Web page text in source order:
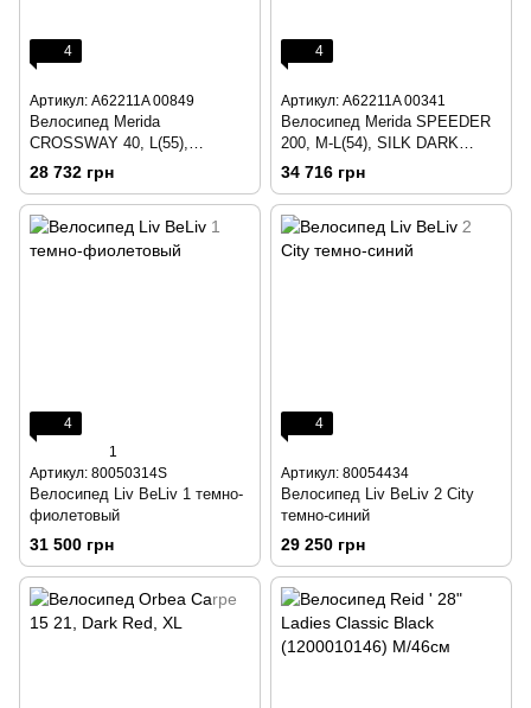
4
Артикул: A62211A 00849
Велосипед Merida
CROSSWAY 40, L(55),
BLACK(SILVER)
28 732 грн
4
Артикул: A62211A 00341
Велосипед Merida SPEEDER
200, M-L(54), SILK DARK
SILVER(BLACK)
34 716 грн
4
1
Артикул: 80050314S
Велосипед Liv BeLiv 1 темно-
фиолетовый
31 500 грн
4
Артикул: 80054434
Велосипед Liv BeLiv 2 City
темно-синий
29 250 грн